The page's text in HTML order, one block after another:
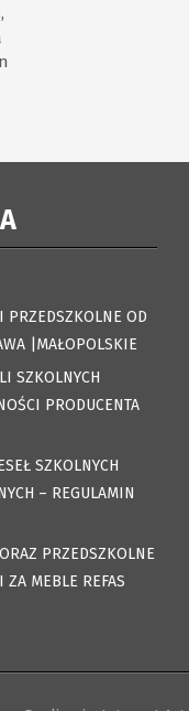
PRZEDSZKOLNE OD
|MAŁOPOLSKIE
SZKOLNYCH
PRODUCENTA
SZKOLNYCH
– REGULAMIN
PRZEDSZKOLNE
ZA MEBLE REFAS